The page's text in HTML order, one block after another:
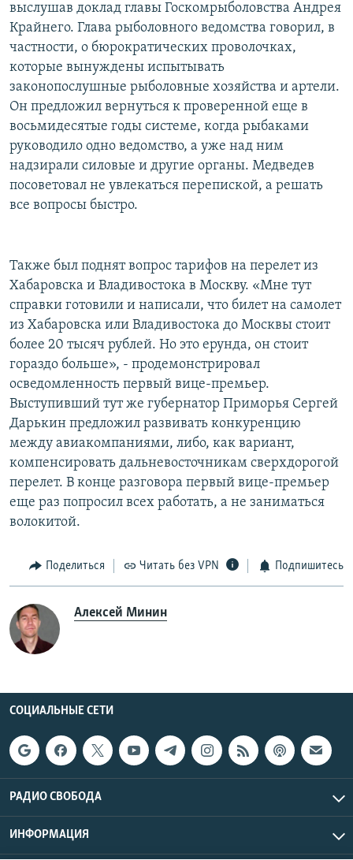
выслушав доклад главы Госкомрыболовства Андрея
Крайнего. Глава рыболовного ведомства говорил, в
частности, о бюрократических проволочках,
которые вынуждены испытывать
законопослушные рыболовные хозяйства и артели.
Он предложил вернуться к проверенной еще в
восьмидесятые годы системе, когда рыбаками
руководило одно ведомство, а уже над ним
надзирали силовые и другие органы. Медведев
посоветовал не увлекаться перепиской, а решать
все вопросы быстро.
Также был поднят вопрос тарифов на перелет из
Хабаровска и Владивостока в Москву. «Мне тут
справки готовили и написали, что билет на самолет
из Хабаровска или Владивостока до Москвы стоит
более 20 тысяч рублей. Но это ерунда, он стоит
гораздо больше», - продемонстрировал
осведомленность первый вице-премьер.
Выступивший тут же губернатор Приморья Сергей
Дарькин предложил развивать конкуренцию
между авиакомпаниями, либо, как вариант,
компенсировать дальневосточникам сверхдорогой
перелет. В конце разговора первый вице-премьер
еще раз попросил всех работать, а не заниматься
волокитой.
Поделиться Читать без VPN Подпишитесь
Алексей Минин
СОЦИАЛЬНЫЕ СЕТИ
РАДИО СВОБОДА
ИНФОРМАЦИЯ